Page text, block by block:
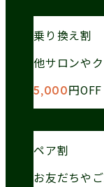
乗り換え割
他サロンや
5,000円OFF
ペア割
お友だちや